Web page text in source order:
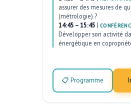
assurer des mesures de
(métrologie) ?
14:45 – 15:45 |
Développer son activité
énergétique en
📋 Programme